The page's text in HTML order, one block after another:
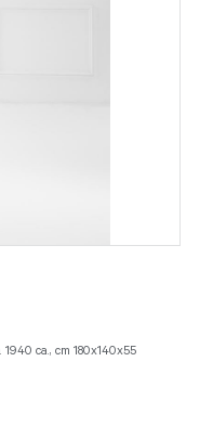
1940 ca., cm 180x140x55